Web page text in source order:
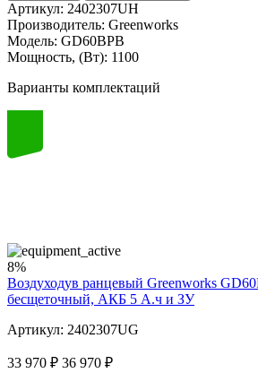
Артикул: 2402307UH
Производитель: Greenworks
Модель: GD60BPB
Мощность, (Вт): 1100
Варианты комплектаций
8%
Воздуходув ранцевый Greenworks
бесщеточный, АКБ 5 А.ч и ЗУ
Артикул: 2402307UG
33 970 ₽ 36 970 ₽